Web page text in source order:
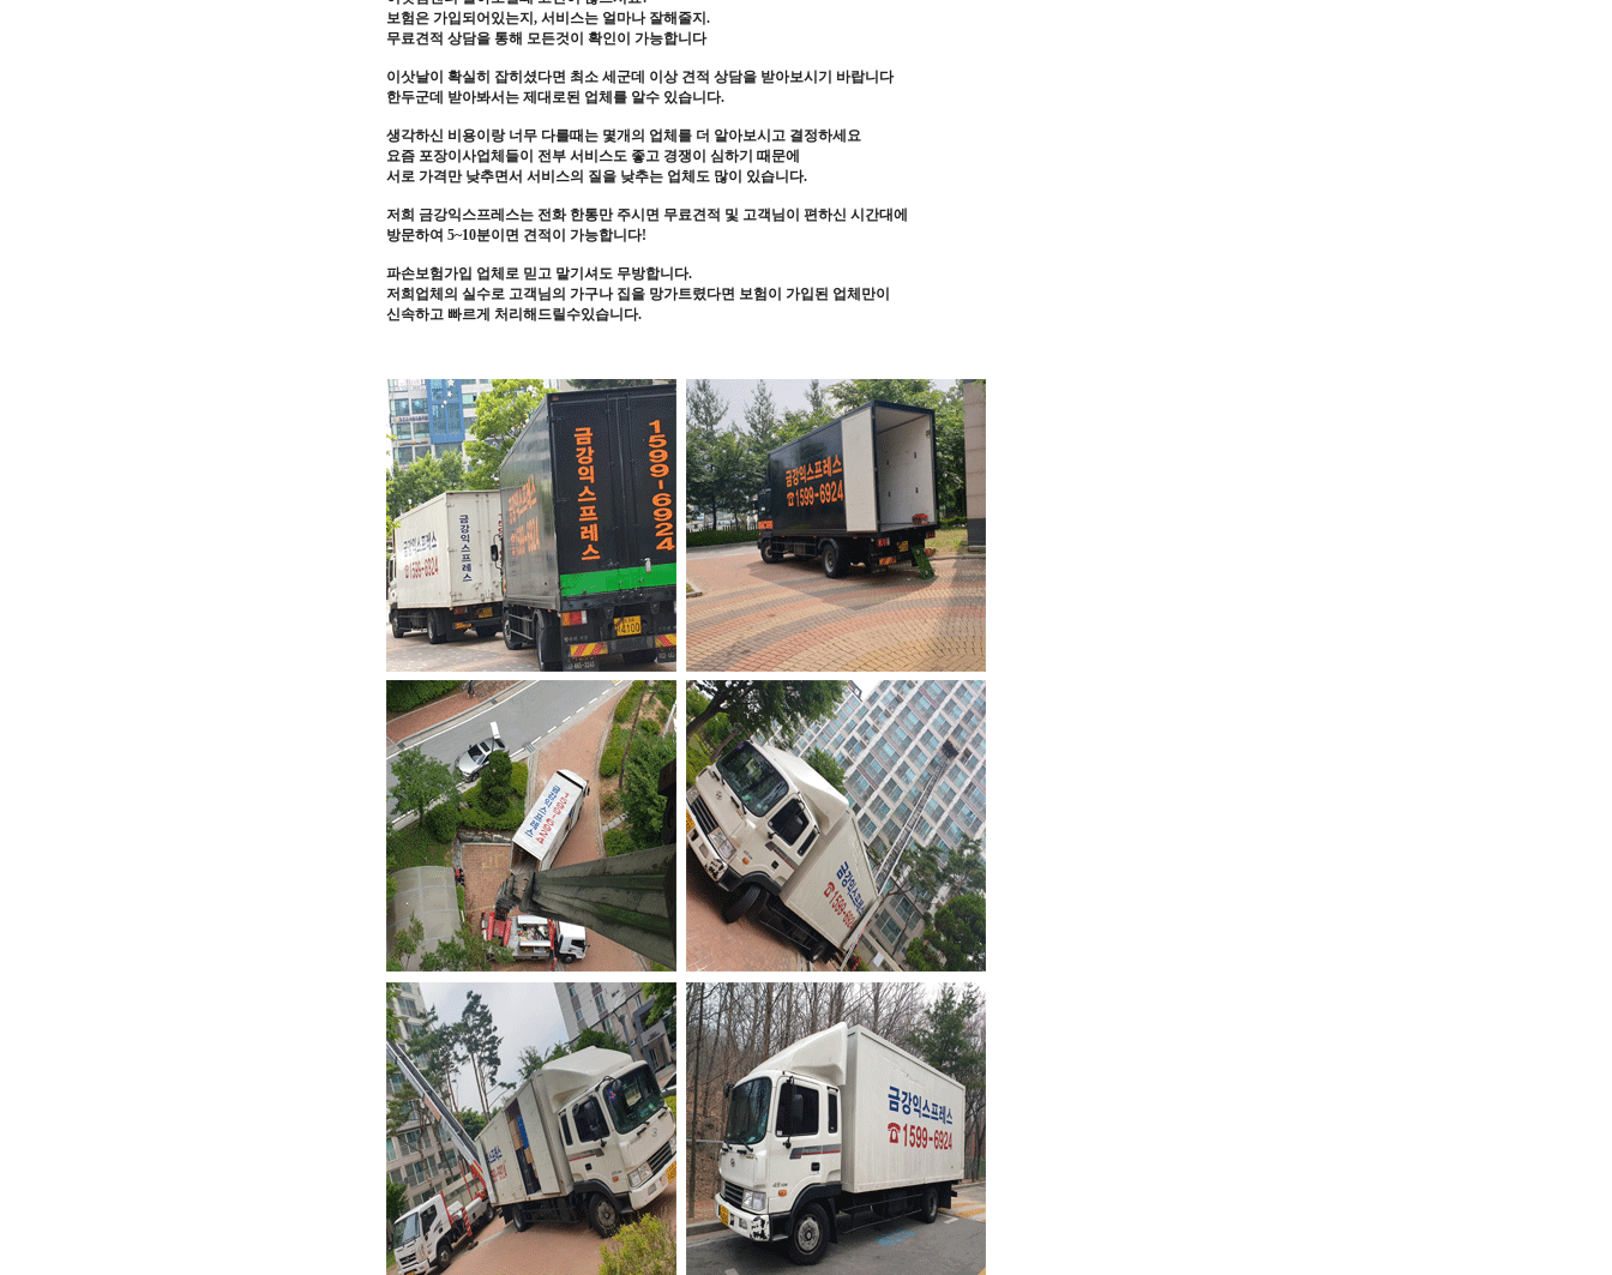
보험은 가입되어있는지, 서비스는 얼마나 잘해줄지.
무료견적 상담을 통해 모든것이 확인이 가능합니다
이삿날이 확실히 잡히셨다면 최소 세군데 이상 견적 상담을 받아보시기 바랍니다
한두군데 받아봐서는 제대로된 업체를 알수 있습니다.
생각하신 비용이랑 너무 다를때는 몇개의 업체를 더 알아보시고 결정하세요
요즘 포장이사업체들이 전부 서비스도 좋고 경쟁이 심하기 때문에
서로 가격만 낮추면서 서비스의 질을 낮추는 업체도 많이 있습니다.
저희 금강익스프레스는 전화 한통만 주시면 무료견적 및 고객님이 편하신 시간대에
방문하여 5~10분이면 견적이 가능합니다!
파손보험가입 업체로 믿고 맡기셔도 무방합니다.
저희업체의 실수로 고객님의 가구나 집을 망가트렸다면 보험이 가입된 업체만이
신속하고 빠르게 처리해드릴수있습니다.